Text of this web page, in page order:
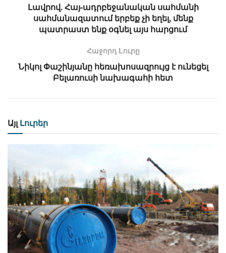
Լավրով. Հայ-ադրբեջանական սահմանի
սահմանազատում երբեք չի եղել, մենք
պատրաստ ենք օգնել այս հարցում
Հաջորդ Lուրը
Նիկոլ Փաշինյանը հեռախոսազրույց է ունեցել
Բելառուսի նախագահի հետ
Այլ Լուրեր